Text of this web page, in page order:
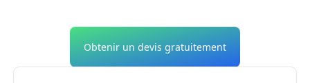
Obtenir un devis gratuitement